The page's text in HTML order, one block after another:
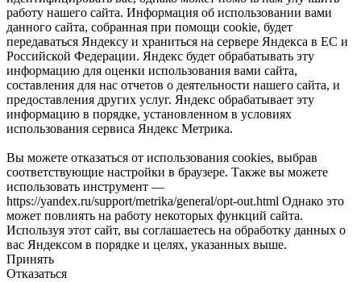
работу нашего сайта. Информация об использовании вами
данного сайта, собранная при помощи cookie, будет
передаваться Яндексу и храниться на сервере Яндекса в ЕС и
Российской Федерации. Яндекс будет обрабатывать эту
информацию для оценки использования вами сайта,
составления для нас отчетов о деятельности нашего сайта, и
предоставления других услуг. Яндекс обрабатывает эту
информацию в порядке, установленном в условиях
использования сервиса Яндекс Метрика.
Вы можете отказаться от использования cookies, выбрав
соответствующие настройки в браузере. Также вы можете
использовать инструмент —
https://yandex.ru/support/metrika/general/opt-out.html Однако это
может повлиять на работу некоторых функций сайта.
Используя этот сайт, вы соглашаетесь на обработку данных о
вас Яндексом в порядке и целях, указанных выше.
Принять
Отказаться